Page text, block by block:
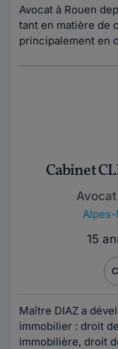
Avocat à Rouen
tant en matière de
principalement en
Cabinet
15
Maître DIAZ a
immobilier : droit
immobilière, droit